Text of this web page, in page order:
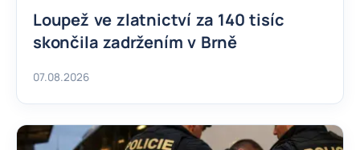
Loupež ve zlatnictví za 140 tisíc
skončila zadržením v Brně
07.08.2026